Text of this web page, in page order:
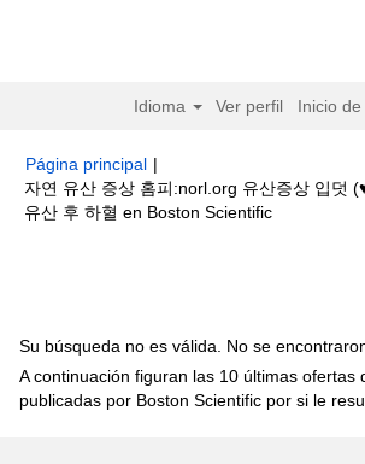
Idioma Ver perfil Inicio
Página principal |
자연 유산 증상 홈­피:norl.org 유산증상 입덧
유산 후 하혈 en Boston Scientific(página
Su búsqueda no es válida. No se
A continuación figuran las 10 últimas ofertas
publicadas por Boston Scientific por si le